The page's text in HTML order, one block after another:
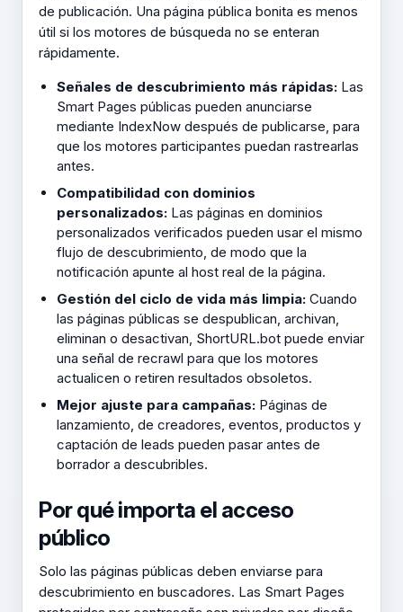
de publicación. Una página pública bonita es menos
útil si los motores de búsqueda no se enteran
rápidamente.
Señales de descubrimiento más rápidas: Las
Smart Pages públicas pueden anunciarse
mediante IndexNow después de publicarse, para
que los motores participantes puedan rastrearlas
antes.
Compatibilidad con dominios
personalizados: Las páginas en dominios
personalizados verificados pueden usar el mismo
flujo de descubrimiento, de modo que la
notificación apunte al host real de la página.
Gestión del ciclo de vida más limpia: Cuando
las páginas públicas se despublican, archivan,
eliminan o desactivan, ShortURL.bot puede enviar
una señal de recrawl para que los motores
actualicen o retiren resultados obsoletos.
Mejor ajuste para campañas: Páginas de
lanzamiento, de creadores, eventos, productos y
captación de leads pueden pasar antes de
borrador a descubribles.
Por qué importa el acceso
público
Solo las páginas públicas deben enviarse para
descubrimiento en buscadores. Las Smart Pages